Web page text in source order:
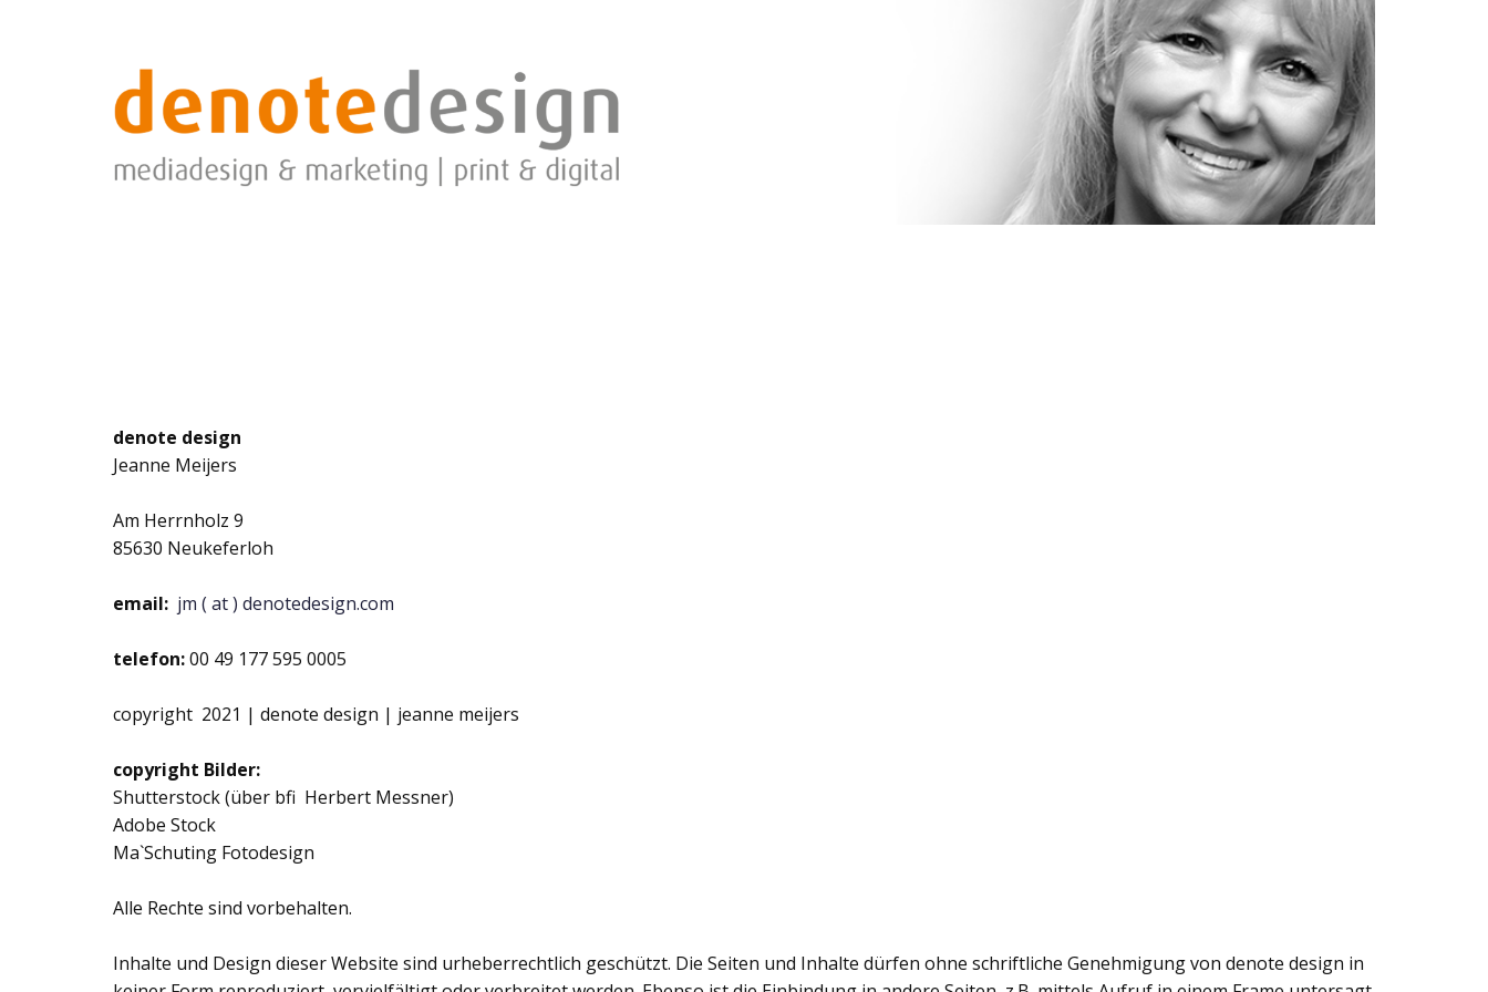
denote design
Jeanne Meijers
Am Herrnholz 9
85630 Neukeferloh
email: jm ( at ) denotedesign.com
telefon:00 49 177 595 0005
copyright 2021 | denote design | jeanne meijers
copyright Bilder:
Shutterstock (über bfi Herbert Messner)
Adobe Stock
Ma`Schuting Fotodesign
Alle Rechte sind vorbehalten.
Inhalte und Design dieser Website sind urheberrechtlich geschützt. Die Seiten und Inhalte dürfen ohne schriftliche Genehmigung von denote design in